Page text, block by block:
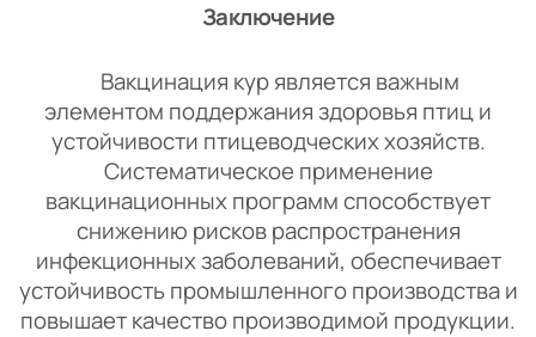
Заключение
Вакцинация кур является важным
элементом поддержания здоровья птиц и
устойчивости птицеводческих хозяйств.
Систематическое применение
вакцинационных программ способствует
снижению рисков распространения
инфекционных заболеваний, обеспечивает
устойчивость промышленного производства и
повышает качество производимой продукции.